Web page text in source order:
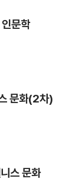
문학
문화(2차)
스 문화